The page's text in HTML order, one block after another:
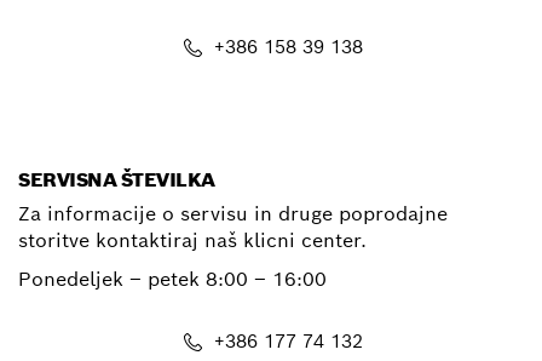
+386 158 39 138
SERVISNA ŠTEVILKA
Za informacije o servisu in druge poprodajne
storitve kontaktiraj naš klicni center.
Ponedeljek – petek 8:00 – 16:00
+386 177 74 132